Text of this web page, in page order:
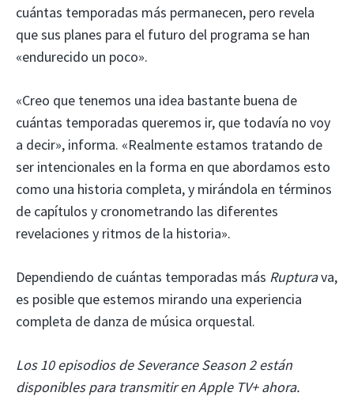
cuántas temporadas más permanecen, pero revela
que sus planes para el futuro del programa se han
«endurecido un poco».
«Creo que tenemos una idea bastante buena de
cuántas temporadas queremos ir, que todavía no voy
a decir», informa. «Realmente estamos tratando de
ser intencionales en la forma en que abordamos esto
como una historia completa, y mirándola en términos
de capítulos y cronometrando las diferentes
revelaciones y ritmos de la historia».
Dependiendo de cuántas temporadas más Rupturava,
es posible que estemos mirando una experiencia
completa de danza de música orquestal.
Los 10 episodios de Severance Season 2 están
disponibles para transmitir en Apple TV+ ahora.